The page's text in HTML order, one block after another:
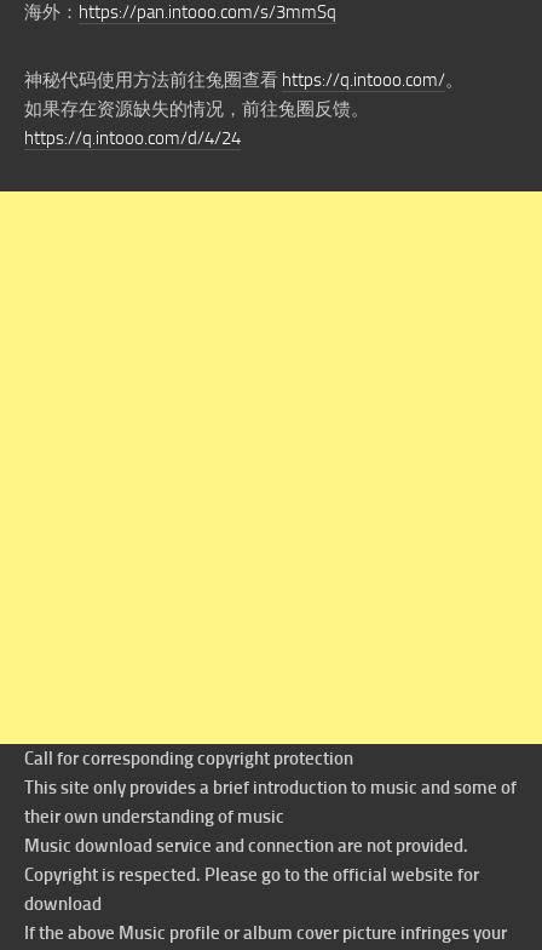
海外： https://pan.intooo.com/s/3mmSq
神秘代码使用方法前往兔圈查看 https://q.intooo.com/。
如果存在资源缺失的情况，前往兔圈反馈。
https://q.intooo.com/d/4/24
Call for corresponding copyright protection
This site only provides a brief introduction to music and some of
their own understanding of music
Music download service and connection are not provided.
Copyright is respected. Please go to the official website for
download
If the above Music profile or album cover picture infringes your